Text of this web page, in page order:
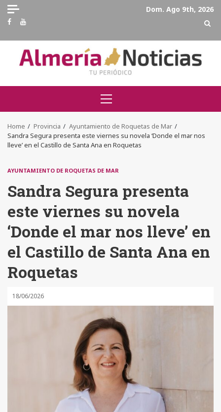
Skip
content
Dom. Ago 9th, 2026
Facebook
Youtube
Primary
Menu
Home Provincia
Ayuntamiento de Roquetas de Mar
Sandra Segura presenta este viernes su novela ‘Donde el mar nos
lleve’ en el Castillo de Santa Ana en Roquetas
AYUNTAMIENTO DE ROQUETAS DE MAR
Sandra Segura presenta
este viernes su novela
‘Donde el mar nos lleve’ en
el Castillo de Santa Ana en
Roquetas
18/06/2026